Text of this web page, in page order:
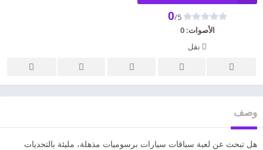
0/5
الأصوات:0
نقل
وصف
هل تبحث عن لعبة سباقات سيارات برسوميات مذهلة، مليئة بالتحديات